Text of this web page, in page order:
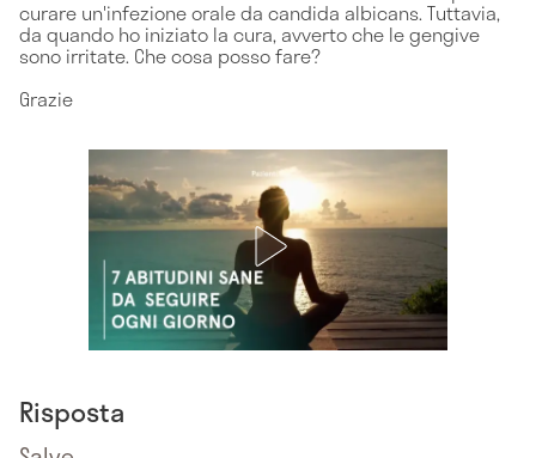
curare un'infezione orale da candida albicans. Tuttavia,
da quando ho iniziato la cura, avverto che le gengive
sono irritate. Che cosa posso fare?
Grazie
Risposta